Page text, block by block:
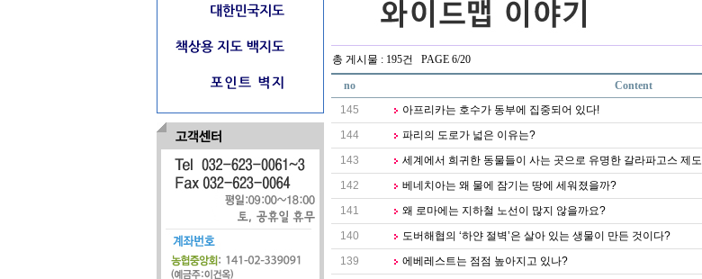
총 게시물 : 195건 PAGE 6/20
no Content
145
아프리카는 호수가 동부에 집중되어 있다!
144
파리의 도로가 넓은 이유는?
143
세계에서 희귀한 동물들이 사는 곳으로 유명한 갈라파고스 제도
142
베네치아는 왜 물에 잠기는 땅에 세워졌을까?
141
왜 로마에는 지하철 노선이 많지 않을까요?
140
도버해협의 ‘하얀 절벽’은 살아 있는 생물이 만든 것이다?
139
에베레스트는 점점 높아지고 있나?